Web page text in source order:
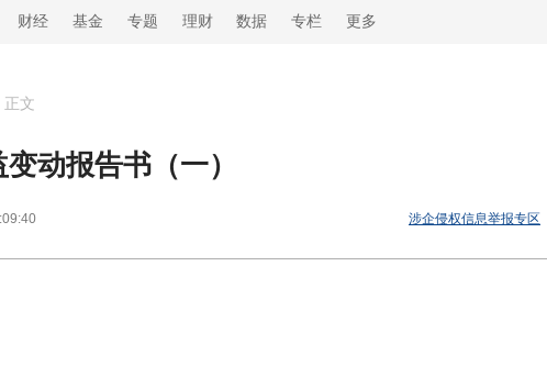
财经 基金 专题 理财 数据 专栏 更多
正文
动报告书（一）
涉企侵权信息举报专区